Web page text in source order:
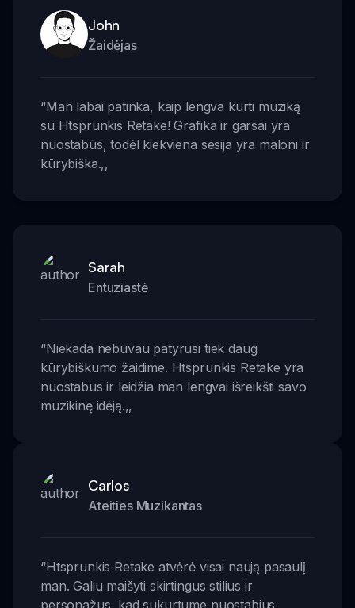
John
Žaidėjas
“Man labai patinka, kaip lengva kurti muziką
su Htsprunkis Retake! Grafika ir garsai yra
nuostabūs, todėl kiekviena sesija yra maloni ir
kūrybiška.,,
Sarah
Entuziastė
“Niekada nebuvau patyrusi tiek daug
kūrybiškumo žaidime. Htsprunkis Retake yra
nuostabus ir leidžia man lengvai išreikšti savo
muzikinę idėją.,,
Carlos
Ateities Muzikantas
“Htsprunkis Retake atvėrė visai naują pasaulį
man. Galiu maišyti skirtingus stilius ir
personažus, kad sukurtume nuostabius